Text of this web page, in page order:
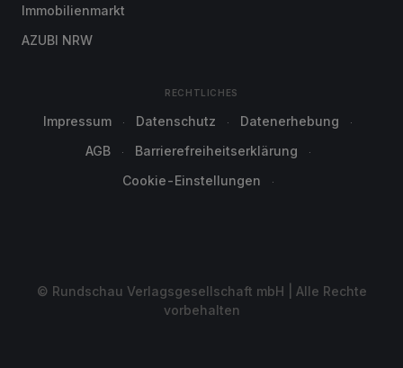
Immobilienmarkt
AZUBI NRW
RECHTLICHES
Impressum Datenschutz
Datenerhebung
AGB
Barrierefreiheitserklärung
Cookie-Einstellungen
© Rundschau Verlagsgesellschaft mbH | Alle Rechte
vorbehalten